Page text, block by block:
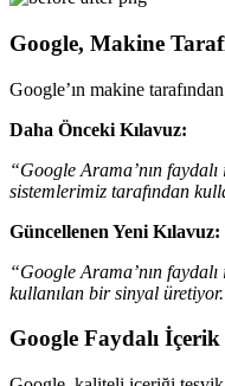
Google, Makine
Google’ın makine
Daha Önceki Kılavuz:
“Google Arama’nın
sistemlerimiz tarafından
Güncellenen Yeni Kılavuz:
“Google Arama’nın
kullanılan bir sinyal
Google Faydalı İçerik